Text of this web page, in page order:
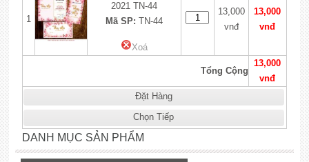
1
2021 TN-44
Mã SP: TN-44
Xoá
13,000
vnđ
13,000
vnđ
Tổng Cộng
13,000
vnđ
Đặt Hàng
Chọn Tiếp
DANH MỤC SẢN PHẨM